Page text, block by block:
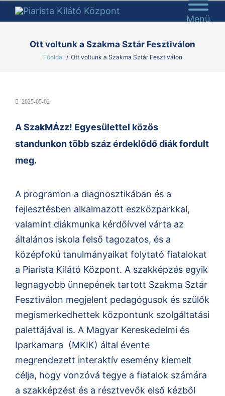
Menü
Ott voltunk a Szakma Sztár Fesztiválon
Főoldal / Ott voltunk a Szakma Sztár Fesztiválon
2025-05-02
A SzakMÁzz! Egyesülettel közös
standunkon több száz érdeklődő diák fordult
meg.
A programon a diagnosztikában és a
fejlesztésben alkalmazott eszközparkkal,
valamint diákmunka kérdőívvel várta az
általános iskola felső tagozatos, és a
középfokú tanulmányaikat folytató fiatalokat
a Piarista Kilátó Központ. A szakképzés egyik
legnagyobb ünnepének tartott Szakma Sztár
Fesztiválon megjelent pedagógusok és szülők
megismerkedhettek központunk szolgáltatási
palettájával is. A Magyar Kereskedelmi és
Iparkamara (MKIK) által évente
megrendezett interaktív esemény kiemelt
célja, hogy vonzóvá tegye a fiatalok számára
a szakképzést és a résztvevők első kézből